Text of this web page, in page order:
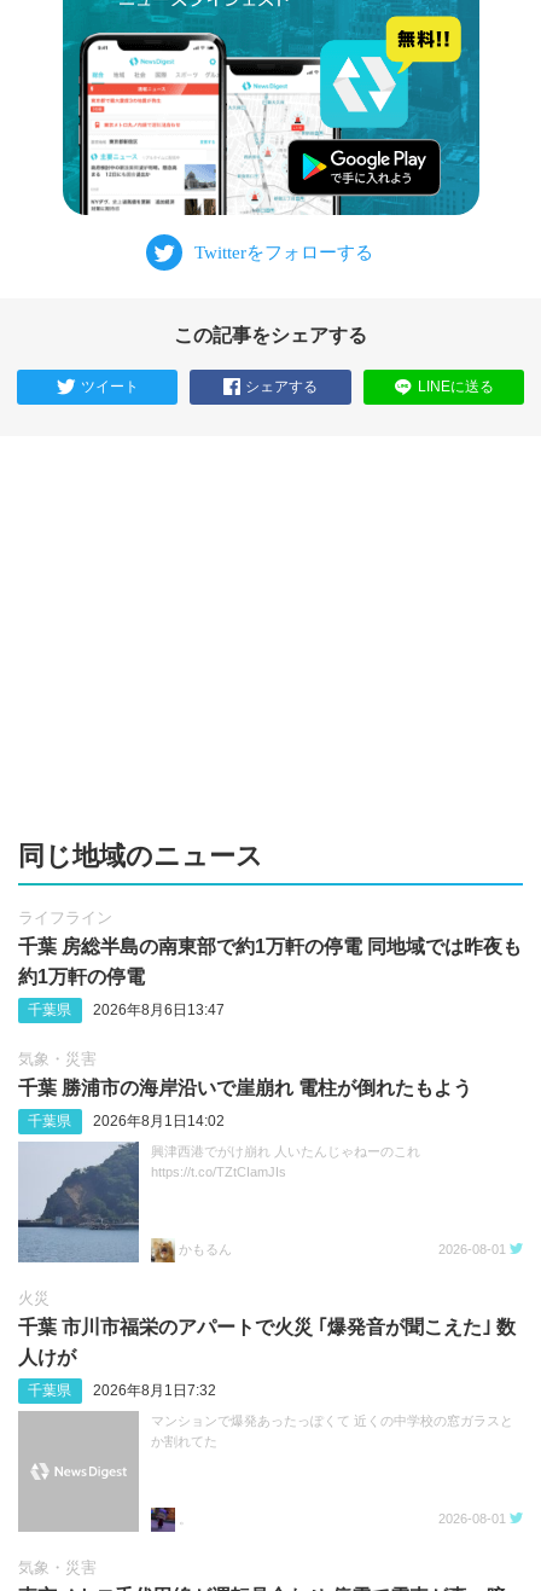
この記事をシェアする
ツイート シェアする LINEに送る
同じ地域のニュース
ライフライン
千葉 房総半島の南東部で約1万軒の停電 同地域では昨夜も
約1万軒の停電
千葉県 2026年8月6日13:47
気象・災害
千葉 勝浦市の海岸沿いで崖崩れ 電柱が倒れたもよう
千葉県 2026年8月1日14:02
興津西港でがけ崩れ 人いたんじゃねーのこれ
https://t.co/TZtCIamJIs
かもるん 2026-08-01
火災
千葉 市川市福栄のアパートで火災 ｢爆発音が聞こえた｣ 数
人けが
千葉県 2026年8月1日7:32
マンションで爆発あったっぽくて 近くの中学校の窓ガラスと
か割れてた
2026-08-01
気象・災害